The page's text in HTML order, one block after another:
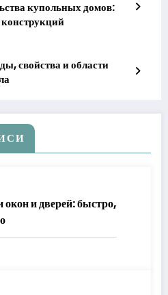
купольных домов:
свойства и области
окон и дверей: быстро,